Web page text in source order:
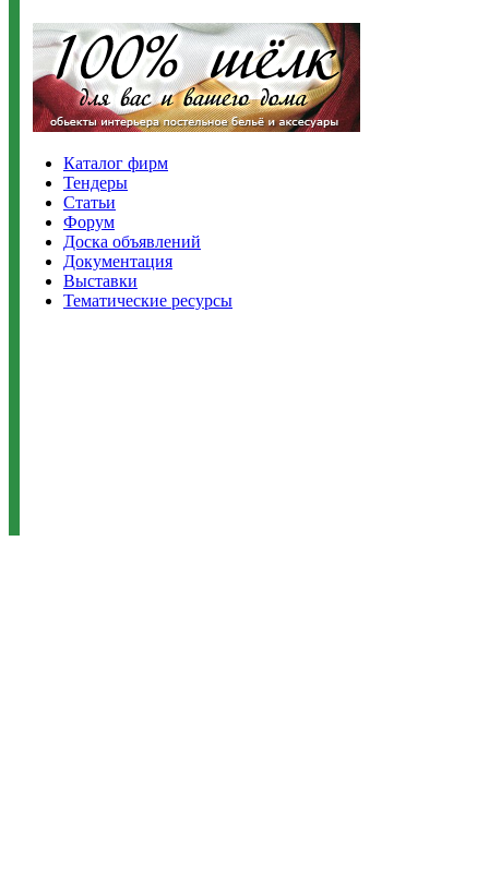
Каталог фирм
Тендеры
Статьи
Форум
Доска объявлений
Документация
Выставки
Тематические ресурсы